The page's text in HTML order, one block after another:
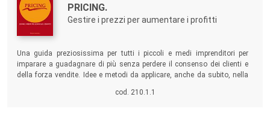
Titolo:
PRICING.
Gestire i prezzi per aumentare i profitti
Una guida preziosissima per tutti i piccoli e medi imprenditori per
imparare a guadagnare di più senza perdere il consenso dei clienti e
della forza vendite. Idee e metodi da applicare, anche da subito, nella
cod. 210.1.1